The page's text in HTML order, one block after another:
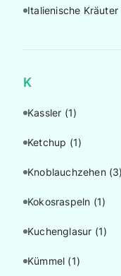
Italienische Kräuter
K
Kassler (1)
Ketchup (1)
Knoblauchzehen (3)
Kokosraspeln (1)
Kuchenglasur (1)
Kümmel (1)